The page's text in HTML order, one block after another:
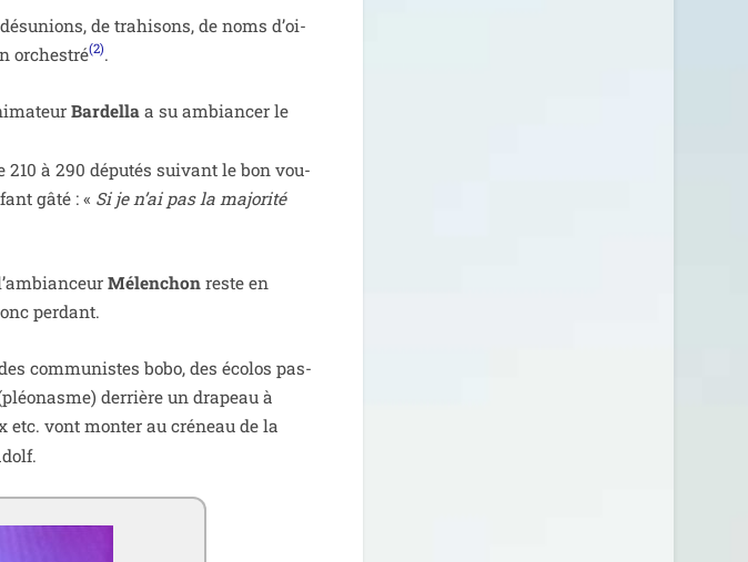
de tra­hi­sons, de noms d’oi­
orches­tré(2).
Bardella a su ambian­cer le
210 à 290 dépu­tés sui­vant le bon vou­
gâté : « Si je n’ai pas la majo­ri­té
Mélenchon reste en
perdant.
com­mu­nistes bobo, des éco­los pas­
der­rière un dra­peau à
etc. vont mon­ter au cré­neau de la